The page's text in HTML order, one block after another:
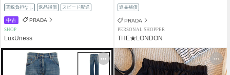
関税負担なし 返品補償 スピード配送
中古 PRADA
SHOP
LuxUness
返品補償
PRADA
PERSONAL SHOPPER
THE★LONDON